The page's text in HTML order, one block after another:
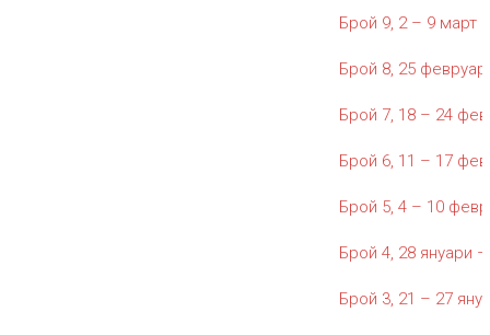
Брой 9, 2 – 9 март
Брой 8, 25
Брой 7, 18 – 24
Брой 6, 11 – 17
Брой 5, 4 – 10
Брой 4, 28 януари
Брой 3, 21 – 27